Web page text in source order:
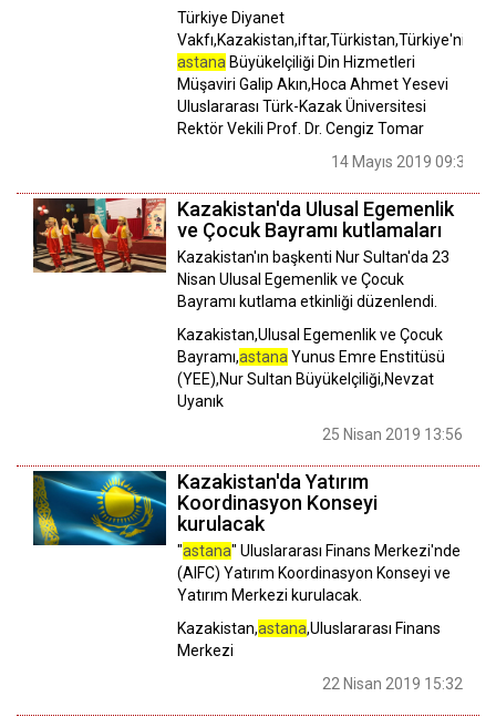
Türkiye Diyanet
Vakfı,Kazakistan,iftar,Türkistan,Türkiye'nin
astana Büyükelçiliği Din Hizmetleri
Müşaviri Galip Akın,Hoca Ahmet Yesevi
Uluslararası Türk-Kazak Üniversitesi
Rektör Vekili Prof. Dr. Cengiz Tomar
14 Mayıs 2019 09:30
Kazakistan'da Ulusal Egemenlik
ve Çocuk Bayramı kutlamaları
Kazakistan'ın başkenti Nur Sultan'da 23
Nisan Ulusal Egemenlik ve Çocuk
Bayramı kutlama etkinliği düzenlendi.
Kazakistan,Ulusal Egemenlik ve Çocuk
Bayramı,astana Yunus Emre Enstitüsü
(YEE),Nur Sultan Büyükelçiliği,Nevzat
Uyanık
25 Nisan 2019 13:56
Kazakistan'da Yatırım
Koordinasyon Konseyi
kurulacak
"astana" Uluslararası Finans Merkezi'nde
(AIFC) Yatırım Koordinasyon Konseyi ve
Yatırım Merkezi kurulacak.
Kazakistan,astana,Uluslararası Finans
Merkezi
22 Nisan 2019 15:32